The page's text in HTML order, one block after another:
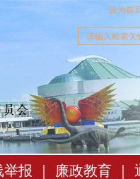
设为首
举报 廉政教育